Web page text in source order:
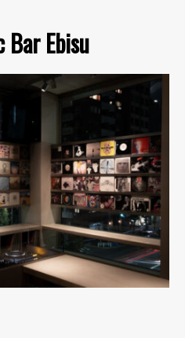
Ebisu